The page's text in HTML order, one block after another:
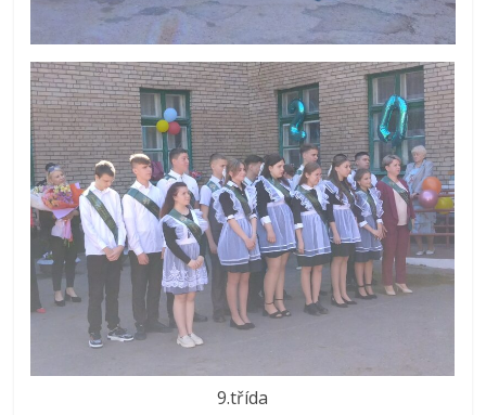
9.třída